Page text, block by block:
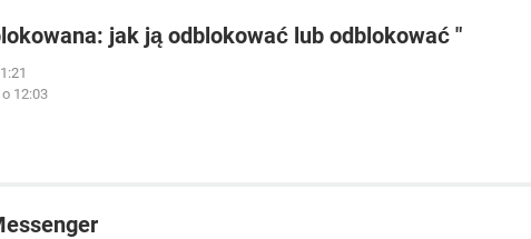
jak ją odblokować lub odblokować "
12:03